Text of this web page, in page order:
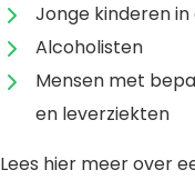
Jonge kinderen
Alcoholisten
Mensen met
en leverziekten
Lees hier meer over